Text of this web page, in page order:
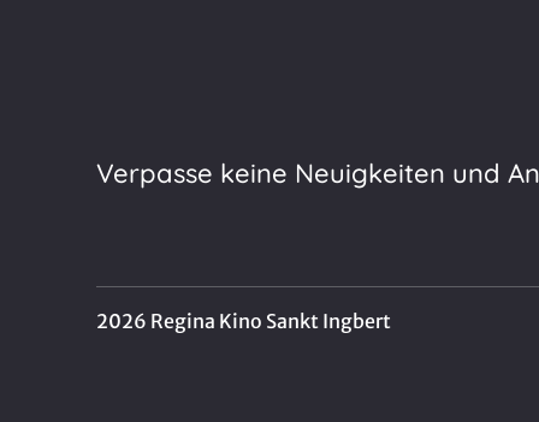
Verpasse keine Neuigkeiten und
2026 Regina Kino Sankt Ingbert